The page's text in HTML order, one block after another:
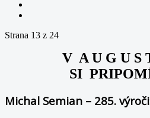
Strana 13 z 24
V A U G U S
SI
Michal Semian – 285.